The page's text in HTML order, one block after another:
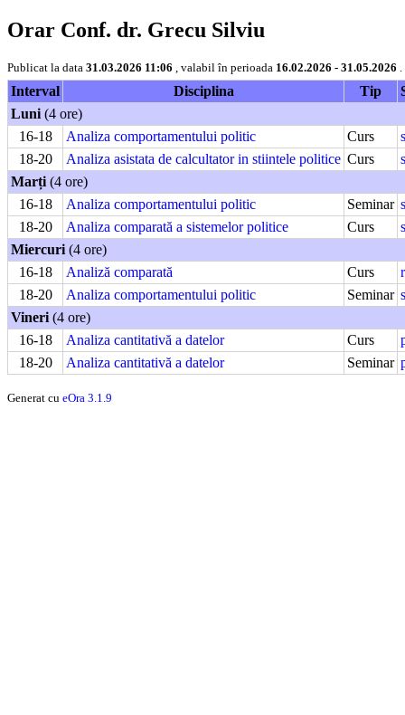
Orar Conf. dr. Grecu Silviu
Publicat la data 31.03.2026 11:06 , valabil în perioada 16.02.2026 - 31.05.2026
Interval Disciplina Tip
Luni (4 ore)
16-18
Analiza comportamentului politic Curs
18-20
Analiza asistata de calcultator in stiintele politice Curs
Marți (4 ore)
16-18
Analiza comportamentului politic Seminar
18-20
Analiza comparată a sistemelor politice Curs
Miercuri (4 ore)
16-18
Analiză comparată Curs
18-20
Analiza comportamentului politic Seminar
Vineri (4 ore)
16-18
Analiza cantitativă a datelor Curs
18-20
Analiza cantitativă a datelor Seminar
Generat cu eOra 3.1.9